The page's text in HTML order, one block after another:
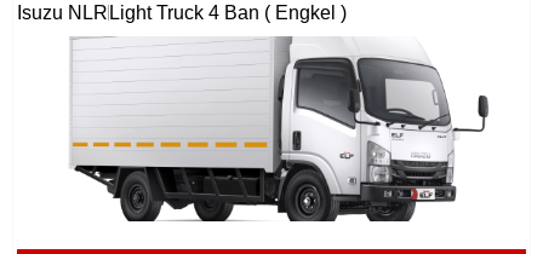
Isuzu NLR Light Truck 4 Ban ( Engkel )